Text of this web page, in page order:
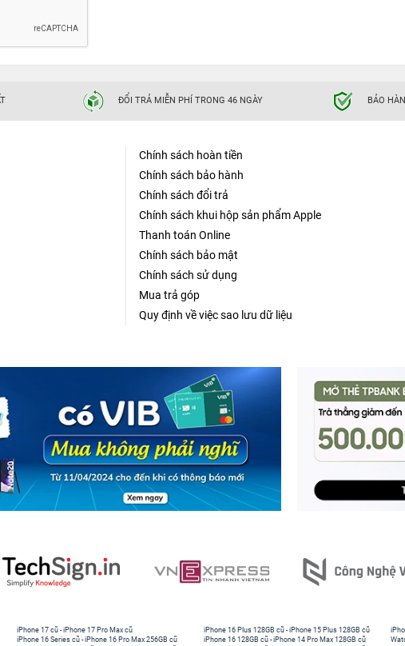
ĐỔI TRẢ MIỄN PHÍ TRONG 46 NGÀY BẢO
Chính sách hoàn tiền
Chính sách bảo hành
Chính sách đổi trả
Chính sách khui hộp sản phẩm Apple
Thanh toán Online
Chính sách bảo mật
Chính sách sử dụng
Mua trả góp
Quy định về việc sao lưu dữ liệu
iPhone 17 cũ -iPhone 17 Pro Max cũ
iPhone 16 Series cũ - iPhone 16 Pro Max 256GB cũ
iPhone 16 Plus 128GB cũ -iPhone 15 Plus 128GB cũ
iPhone 16 128GB cũ -iPhone 14 Pro Max 128GB cũ